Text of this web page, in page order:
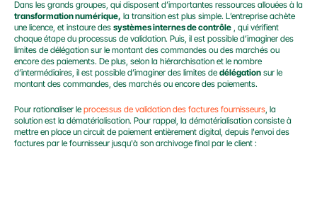
transformation numérique, la transition est plus simple. L’entreprise achète
une licence, et instaure des systèmes internes de contrôle , qui vérifient
chaque étape du processus de validation. Puis, il est possible d’imaginer des
limites de délégation sur le montant des commandes ou des marchés ou
encore des paiements. De plus, selon la hiérarchisation et le nombre
d’intermédiaires, il est possible d’imaginer des limites de délégation sur le
montant des commandes, des marchés ou encore des paiements.
Pour rationaliser le processus de validation des factures fournisseurs, la
solution est la dématérialisation. Pour rappel, la dématérialisation consiste à
mettre en place un circuit de paiement entièrement digital, depuis l'envoi des
factures par le fournisseur jusqu'à son archivage final par le client :